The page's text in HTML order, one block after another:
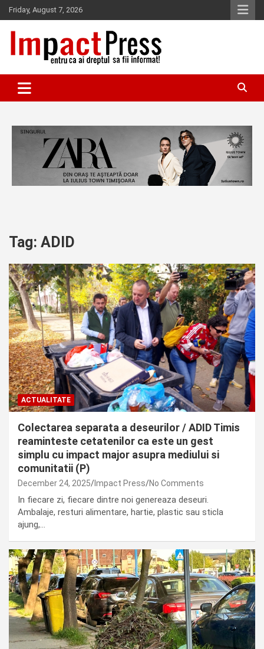
Skip
to
content
Friday, August 7, 2026
IMPACTPRESS
Tag: ADID
ACTUALITATE
Colectarea separata a deseurilor / ADID Timis
reaminteste cetatenilor ca este un gest
simplu cu impact major asupra mediului si
comunitatii (P)
December 24, 2025 Impact Press No Comments
In fiecare zi, fiecare dintre noi genereaza deseuri.
Ambalaje, resturi alimentare, hartie, plastic sau sticla
ajung,…